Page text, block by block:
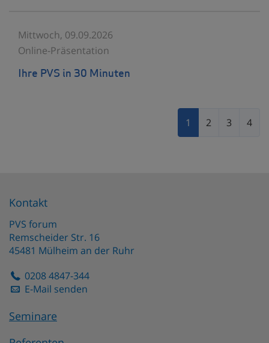
Mittwoch, 09.09.2026
Online-Präsentation
Ihre PVS in 30 Minuten
1 2 3 4
Kontakt
PVS forum
Remscheider Str. 16
45481 Mülheim an der Ruhr
0208 4847-344
E-Mail senden
Seminare